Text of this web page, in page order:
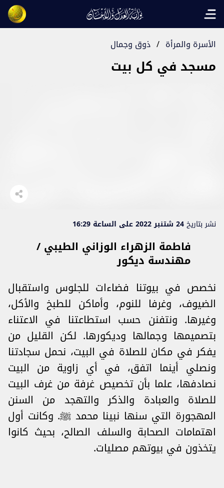
Open main menu
الأسرة والمرأة / ذوق وجمال
مسجد في كل بيت
نشر بتاريخ24 شتنبر 2022 على الساعة 16:29
فاطمة الزهراء الوزاني الطيبي /
مهندسة ديكور
نخصص في بيوتنا فضاءات للجلوس واستقبال
الضيوف، وغرفا للنوم، وأماكن للطبخ والأكل،
وغيرها. ونتفنن حسب استطاعتنا في الاعتناء
بتصميمها وجمالها وديكورها. لكن القليل من
يفكر في مكان للصلاة في البيت، نحمل سجادتنا
ونصلي أينما اتفق، في أي زاوية من البيت
نصادفها، علما بأن تخصيص غرفة من غرف البيت
للصلاة والعبادة والذكر والتهجد من السنن
المهجورة التي سنها نبينا محمد ﷺ. وكانت أول
اهتمامات الصحابة والسلف الصالح، بحيث كانوا
يتخذون في بيوتهم مصليات.